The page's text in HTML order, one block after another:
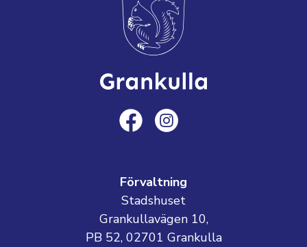
Förvaltning
Stadshuset
Grankullavägen 10,
PB 52, 02701 Grankulla